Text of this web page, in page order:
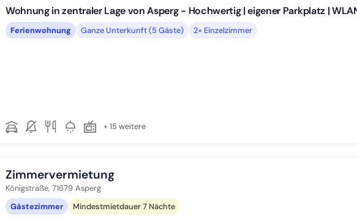
Wohnung in zentraler Lage von Asperg - Hochwertig | eigener Parkplatz |
Ferienwohnung Ganze Unterkunft (5 Gäste) 2× Einzelzimmer
+ 15 weitere
Zimmervermietung
Königstraße, 71679 Asperg
Gästezimmer
Mindestmietdauer 7 Nächte